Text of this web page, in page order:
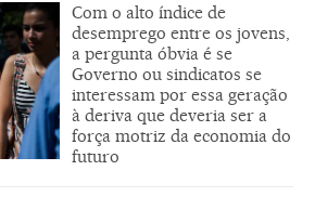
Com o alto índice de
desemprego entre os jovens,
a pergunta óbvia é se
Governo ou sindicatos se
interessam por essa geração
à deriva que deveria ser a
força motriz da economia do
futuro